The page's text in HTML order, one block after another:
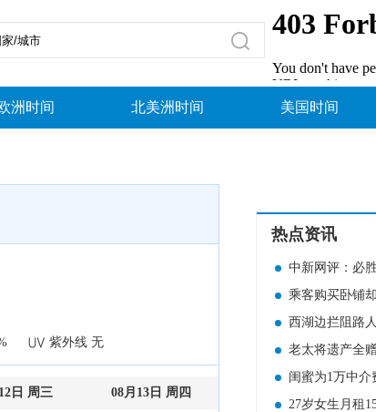
洲时间 北美洲时间 美国时间
紫外线 无
日 周三 08月13日 周四
热点资讯